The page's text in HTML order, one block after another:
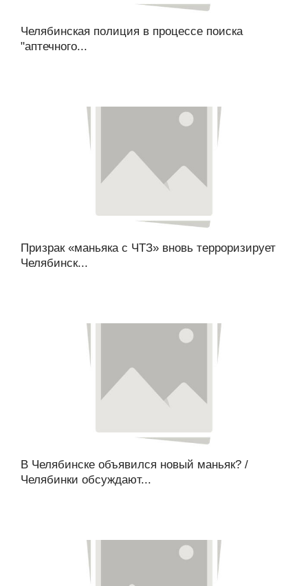
Челябинская полиция в процессе поиска
"аптечного...
Призрак «маньяка с ЧТЗ» вновь терроризирует
Челябинск...
В Челябинске объявился новый маньяк? /
Челябинки обсуждают...